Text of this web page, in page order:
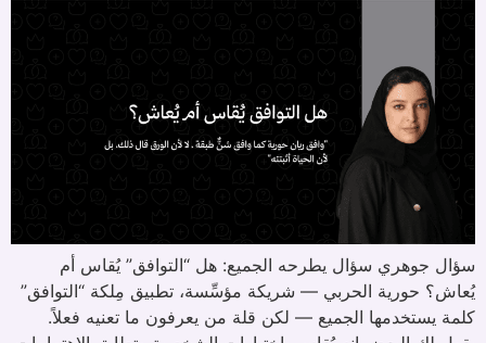
سؤال جوهري سؤال يطرحه الجميع: هل “التوافق” يُقاس أم
يُعاش؟ حورية الحربي — شريكة مؤسِّسة، تطبيق مِلكة “التوافق”
كلمة يستخدمها الجميع — لكن قلة من يعرفون ما تعنيه فعلاً.